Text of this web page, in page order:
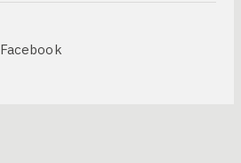
Facebook